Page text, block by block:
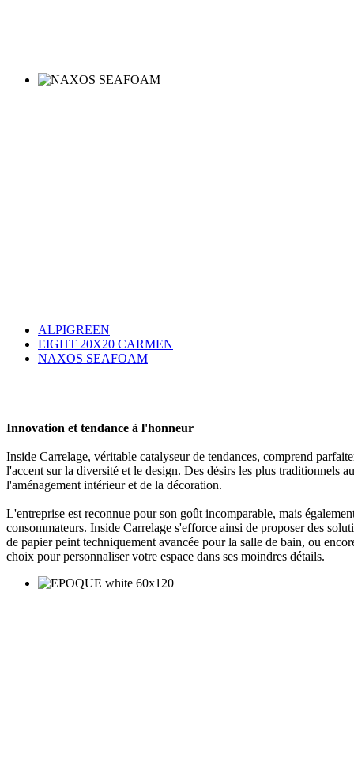
ALPIGREEN
EIGHT 20X20 CARMEN
NAXOS SEAFOAM
Innovation et tendance à l'honneur
Inside Carrelage, véritable catalyseur de tendances, comprend
l'accent sur la diversité et le design. Des désirs les plus traditionnels
l'aménagement intérieur et de la décoration.
L'entreprise est reconnue pour son goût incomparable, mais
consommateurs. Inside Carrelage s'efforce ainsi de proposer des
de papier peint techniquement avancée pour la salle de bain, ou
choix pour personnaliser votre espace dans ses moindres détails.